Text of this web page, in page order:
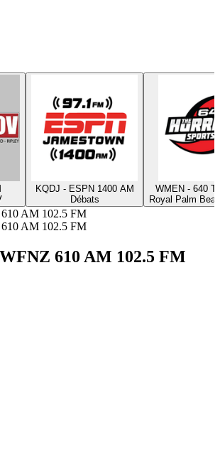
KQDJ - ESPN 1400 AM
Débats
WMEN - 640
Royal Palm
AM 102.5 FM
AM 102.5 FM
610 AM 102.5 FM